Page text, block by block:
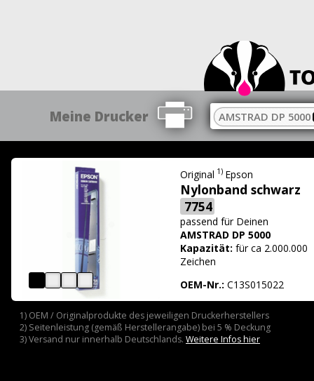
Meine Drucker AMSTRAD DP 5000
Original 1) Epson
Nylonband schwarz
7754
passend für Deinen
AMSTRAD DP 5000
Kapazität: für ca 2.000.000
Zeichen
OEM-Nr.: C13S015022
1) OEM / Originalprodukte des jeweiligen Druckerherstellers
2) Seitenleistung (gemäß Herstellerangabe) bei 5 % Deckung
3) Versand nur innerhalb Deutschlands. Weitere Infos hier